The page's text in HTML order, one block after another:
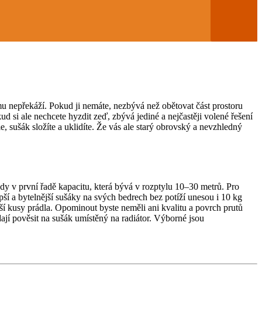
Pokud ji nemáte, nezbývá než obětovat část prostoru
si ale nechcete hyzdit zeď, zbývá jediné a nejčastěji volené řešení
složíte a uklidíte. Že vás ale starý obrovský a nevzhledný
v první řadě kapacitu, která bývá v rozptylu 10–30 metrů. Pro
a bytelnější sušáky na svých bedrech bez potíží unesou i 10 kg
kusy prádla. Opominout byste neměli ani kvalitu a povrch prutů
pověsit na sušák umístěný na radiátor. Výborné jsou